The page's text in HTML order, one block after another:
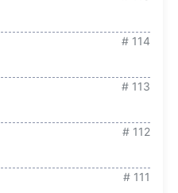
# 114
# 113
# 112
# 111